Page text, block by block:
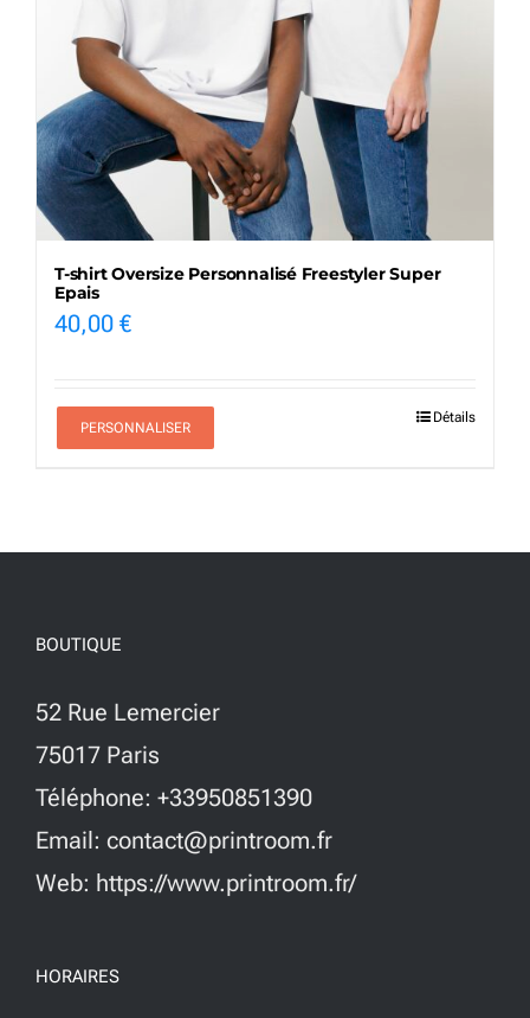
T-shirt Oversize Personnalisé Freestyler Super
Epais
40,00€
PERSONNALISER
Détails
BOUTIQUE
52 Rue Lemercier
75017 Paris
Téléphone: +33950851390
Email: contact@printroom.fr
Web: https://www.printroom.fr/
HORAIRES